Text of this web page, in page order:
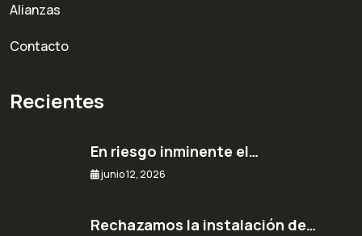
Alianzas
Contacto
Recientes
En riesgo inminente el…
junio 12, 2026
Rechazamos la instalación de…